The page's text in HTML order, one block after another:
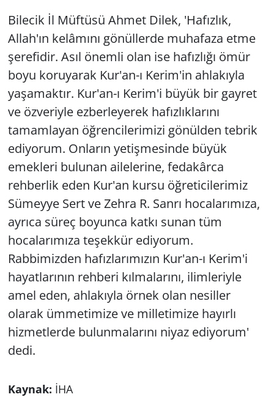
Bilecik İl Müftüsü Ahmet Dilek, 'Hafızlık,
Allah'ın kelâmını gönüllerde muhafaza etme
şerefidir. Asıl önemli olan ise hafızlığı ömür
boyu koruyarak Kur'an-ı Kerim'in ahlakıyla
yaşamaktır. Kur'an-ı Kerim'i büyük bir gayret
ve özveriyle ezberleyerek hafızlıklarını
tamamlayan öğrencilerimizi gönülden tebrik
ediyorum. Onların yetişmesinde büyük
emekleri bulunan ailelerine, fedakârca
rehberlik eden Kur'an kursu öğreticilerimiz
Sümeyye Sert ve Zehra R. Sanrı hocalarımıza,
ayrıca süreç boyunca katkı sunan tüm
hocalarımıza teşekkür ediyorum.
Rabbimizden hafızlarımızın Kur'an-ı Kerim'i
hayatlarının rehberi kılmalarını, ilimleriyle
amel eden, ahlakıyla örnek olan nesiller
olarak ümmetimize ve milletimize hayırlı
hizmetlerde bulunmalarını niyaz ediyorum'
dedi.
Kaynak: İHA